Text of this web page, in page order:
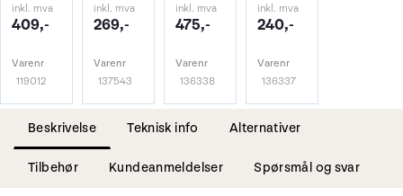
inkl. mva
409,-
Varenr
119012
inkl. mva
269,-
Varenr
137543
inkl. mva
475,-
Varenr
136338
inkl. mva
240,-
Varenr
136337
Beskrivelse Teknisk info Alternativer
Tilbehør Kundeanmeldelser Spørsmål og svar